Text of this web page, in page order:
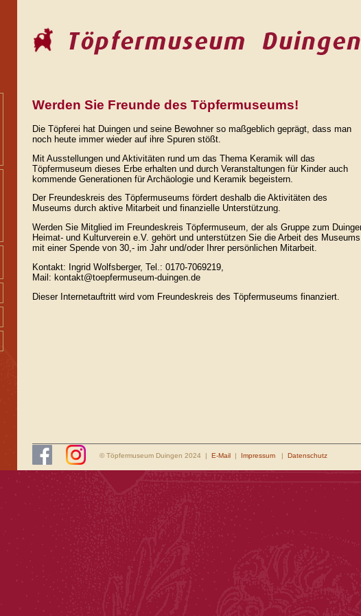
Werden Sie Freunde des Töpfermuseums!
Die Töpferei hat Duingen und seine Bewohner so maßgeblich geprägt, dass man
noch heute immer wieder auf ihre Spuren stößt.
Mit Ausstellungen und Aktivitäten rund um das Thema Keramik will das
Töpfermuseum dieses Erbe erhalten und durch Veranstaltungen für Kinder auch
kommende Generationen für Archäologie und Keramik begeistern.
Der Freundeskreis des Töpfermuseums fördert deshalb die Aktivitäten des
Museums durch aktive Mitarbeit und finanzielle Unterstützung.
Werden Sie Mitglied im Freundeskreis Töpfermuseum, der als Gruppe zum
Heimat- und Kulturverein e.V. gehört und unterstützen Sie die Arbeit des Museums
mit einer Spende von 30,- im Jahr und/oder Ihrer persönlichen Mitarbeit.
Kontakt: Ingrid Wolfsberger, Tel.: 0170-7069219,
Mail: kontakt@toepfermuseum-duingen.de
Dieser Internetauftritt wird vom Freundeskreis des Töpfermuseums finanziert.
© Töpfermuseum Duingen 2024 | E-Mail | Impressum | Datenschutz